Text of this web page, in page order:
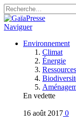
Naviguer
Environnement
Climat
Énergie
En vedette
16 août 2017 0